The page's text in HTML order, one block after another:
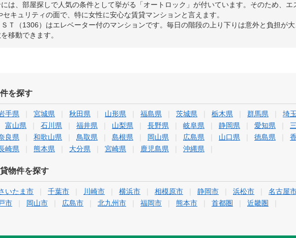
は、部屋探しで人気の条件として挙がる「オートロック」が付いています。そのため、エ
セキュリティの面で、特に女性に安心な賃貸マンションと言えます。
Ｔ（1306）はエレベーター付のマンションです。毎日の階段の上り下りは意外と負担が
移動できます。
を探す
手県 宮城県 秋田県 山形県 福島県 茨城県 栃木県 群馬県 埼
富山県 石川県 福井県 山梨県 長野県 岐阜県 静岡県 愛知県
良県 和歌山県 鳥取県 島根県 岡山県 広島県 山口県 徳島県
崎県 熊本県 大分県 宮崎県 鹿児島県 沖縄県
物件を探す
いたま市 千葉市 川崎市 横浜市 相模原市 静岡市 浜松市 名古屋
市 岡山市 広島市 北九州市 福岡市 熊本市 首都圏 近畿圏